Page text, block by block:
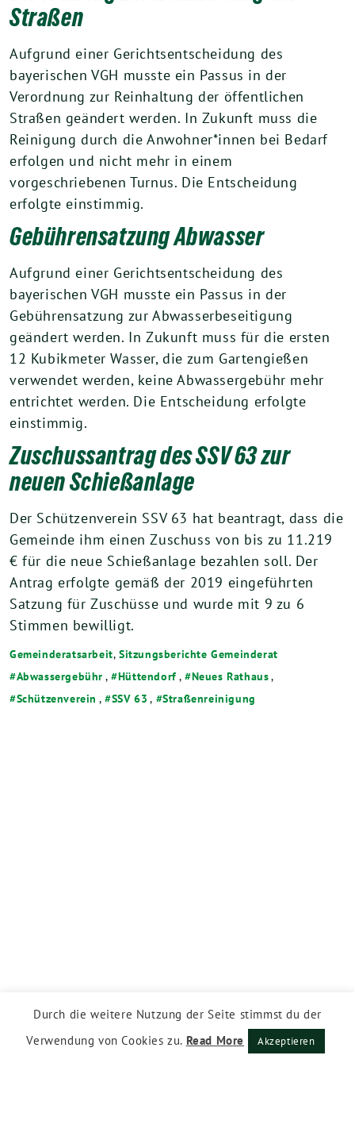
Straßen
Aufgrund einer Gerichtsentscheidung des
bayerischen VGH musste ein Passus in der
Verordnung zur Reinhaltung der öffentlichen
Straßen geändert werden. In Zukunft muss die
Reinigung durch die Anwohner*innen bei Bedarf
erfolgen und nicht mehr in einem
vorgeschriebenen Turnus. Die Entscheidung
erfolgte einstimmig.
Gebührensatzung Abwasser
Aufgrund einer Gerichtsentscheidung des
bayerischen VGH musste ein Passus in der
Gebührensatzung zur Abwasserbeseitigung
geändert werden. In Zukunft muss für die ersten
12 Kubikmeter Wasser, die zum Gartengießen
verwendet werden, keine Abwassergebühr mehr
entrichtet werden. Die Entscheidung erfolgte
einstimmig.
Zuschussantrag des SSV 63 zur
neuen Schießanlage
Der Schützenverein SSV 63 hat beantragt, dass die
Gemeinde ihm einen Zuschuss von bis zu 11.219
€ für die neue Schießanlage bezahlen soll. Der
Antrag erfolgte gemäß der 2019 eingeführten
Satzung für Zuschüsse und wurde mit 9 zu 6
Stimmen bewilligt.
Gemeinderatsarbeit,Sitzungsberichte Gemeinderat
Abwassergebühr , Hüttendorf , Neues Rathaus,
Schützenverein , SSV 63 , Straßenreinigung
Durch die weitere Nutzung der Seite stimmst du der
Verwendung von Cookies zu. Read More Akzeptieren